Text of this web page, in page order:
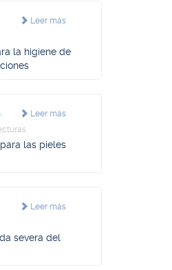
Leer más
la higiene de
Leer más
las pieles
Leer más
severa del